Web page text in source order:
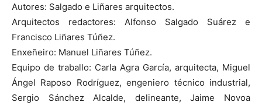
Autores: Salgado e Liñares arquitectos.
Arquitectos redactores: Alfonso Salgado Suárez e
Francisco Liñares Túñez.
Enxeñeiro: Manuel Liñares Túñez.
Equipo de traballo: Carla Agra García, arquitecta, Miguel
Ángel Raposo Rodríguez, engeniero técnico industrial,
Sergio Sánchez Alcalde, delineante, Jaime Novoa